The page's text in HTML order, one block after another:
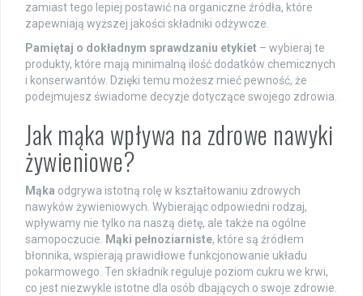
zamiast tego lepiej postawić na organiczne źródła, które
zapewniają wyższej jakości składniki odżywcze.
Pamiętaj o dokładnym sprawdzaniu etykiet – wybieraj te
produkty, które mają minimalną ilość dodatków chemicznych
i konserwantów. Dzięki temu możesz mieć pewność, że
podejmujesz świadome decyzje dotyczące swojego zdrowia.
Jak mąka wpływa na zdrowe nawyki
żywieniowe?
Mąka odgrywa istotną rolę w kształtowaniu zdrowych
nawyków żywieniowych. Wybierając odpowiedni rodzaj,
wpływamy nie tylko na naszą dietę, ale także na ogólne
samopoczucie. Mąki pełnoziarniste, które są źródłem
błonnika, wspierają prawidłowe funkcjonowanie układu
pokarmowego. Ten składnik reguluje poziom cukru we krwi,
co jest niezwykle istotne dla osób dbających o swoje zdrowie.